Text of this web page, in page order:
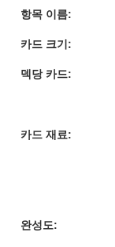
항목 이름:
카드 크기:
덱당 카드:
카드 재료:
완성도: